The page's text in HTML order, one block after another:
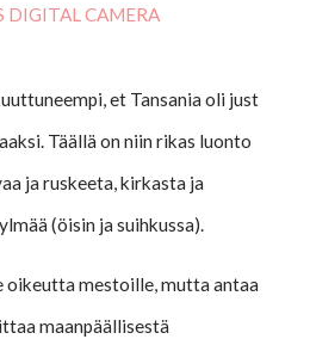
et Tansania oli just
Täällä on niin rikas luonto
ja ruskeeta, kirkasta ja
(öisin ja suihkussa).
oikeutta mestoille, mutta antaa
maanpäällisestä